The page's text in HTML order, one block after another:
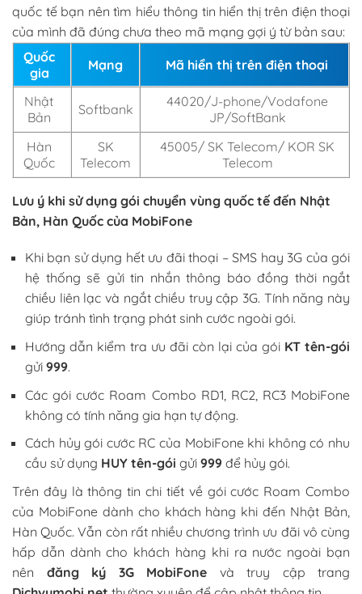
quốc tế bạn nên tìm hiểu thông tin hiển thị trên điện thoại
của mình đã đúng chưa theo mã mạng gợi ý từ bản sau:
Quốc
gia
Mạng Mã hiển thị trên điện thoại
Nhật
Bản
Softbank
44020/J-phone/Vodafone
JP/SoftBank
Hàn
Quốc
SK
Telecom
45005/ SK Telecom/ KOR SK
Telecom
Lưu ý khi sử dụng gói chuyển vùng quốc tế đến Nhật
Bản, Hàn Quốc của MobiFone
Khi bạn sử dụng hết ưu đãi thoại – SMS hay 3G của gói
hệ thống sẽ gửi tin nhắn thông báo đồng thời ngắt
chiều liên lạc và ngắt chiều truy cập 3G. Tính năng này
giúp tránh tình trạng phát sinh cước ngoài gói.
Hướng dẫn kiểm tra ưu đãi còn lại của gói KT tên-gói
gửi 999.
Các gói cước Roam Combo RD1, RC2, RC3 MobiFone
không có tính năng gia hạn tự động.
Cách hủy gói cước RC của MobiFone khi không có nhu
cầu sử dụng HUY tên-gói gửi 999 để hủy gói.
Trên đây là thông tin chi tiết về gói cước Roam Combo
của MobiFone dành cho khách hàng khi đến Nhật Bản,
Hàn Quốc. Vẫn còn rất nhiều chương trình ưu đãi vô cùng
hấp dẫn dành cho khách hàng khi ra nước ngoài bạn
nên đăng ký 3G MobiFone và truy cập trang